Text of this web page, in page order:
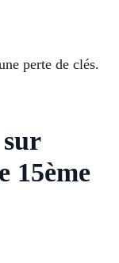
perte de clés.
15ème